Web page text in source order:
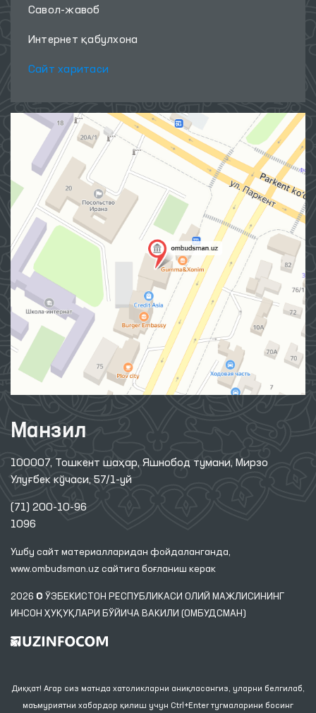
Савол-жавоб
Интернет қабулхона
Сайт харитаси
Манзил
100007, Тошкент шаҳар, Яшнобод тумани, Мирзо
Улуғбек кўчаси, 57/1-уй
(71) 200-10-96
1096
Ушбу сайт материалларидан фойдаланганда,
www.ombudsman.uz сайтига боғланиш керак
2026 © ЎЗБЕКИСТОН РЕСПУБЛИКАСИ ОЛИЙ МАЖЛИСИНИНГ
ИНСОН ҲУҚУҚЛАРИ БЎЙИЧА ВАКИЛИ (ОМБУДСМАН)
Диққат! Агар сиз матнда хатоликларни аниқласангиз, уларни белгилаб,
маъмуриятни хабардор қилиш учун Ctrl+Enter тугмаларини босинг